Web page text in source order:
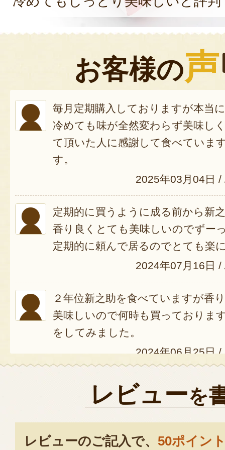
お客様の声
毎月定期購入しておりますが本当
冷めても味が全然変わらず美味し
て頂いた人に感謝して食べていま
す。
2025年03月04日 /
定期的に買うように成る前から新
香り良くとても美味しいのでずー
定期的に頼んで居るのでとても楽
2024年07月16日 /
２年位新之助を食べていますが香
美味しいので何時も買っておりま
をしてみました。
2024年06月25日 /
こちらこそいつもありがとうご
これからも美味しいお米作りを
2024年06月25日 /
レビューを
レビューのご記入で、 50ポイン